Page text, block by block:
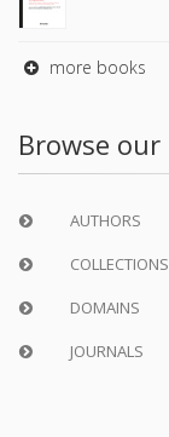
more books
Browse our
AUTHORS
COLLECTIONS
DOMAINS
JOURNALS